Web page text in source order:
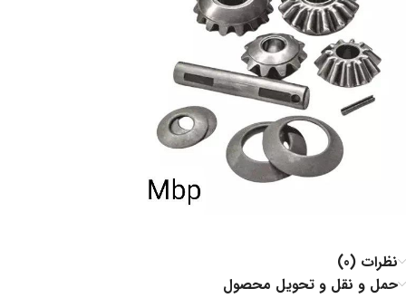
نظرات (0)
حمل و نقل و تحویل محصول